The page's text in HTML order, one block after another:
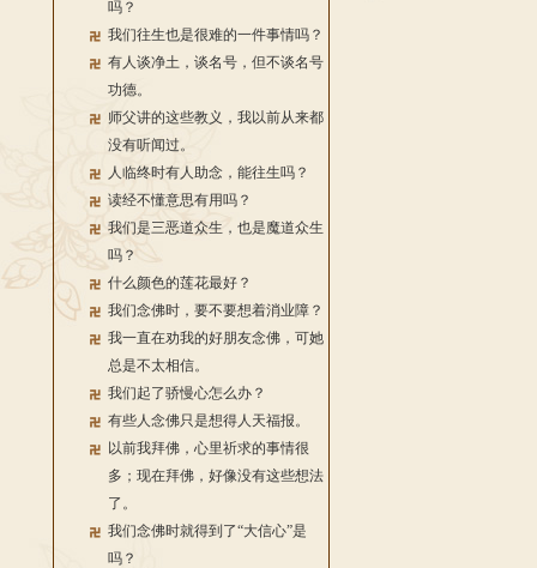
吗？
我们往生也是很难的一件事情吗？
有人谈净土，谈名号，但不谈名号
功德。
师父讲的这些教义，我以前从来都
没有听闻过。
人临终时有人助念，能往生吗？
读经不懂意思有用吗？
我们是三恶道众生，也是魔道众生
吗？
什么颜色的莲花最好？
我们念佛时，要不要想着消业障？
我一直在劝我的好朋友念佛，可她
总是不太相信。
我们起了骄慢心怎么办？
有些人念佛只是想得人天福报。
以前我拜佛，心里祈求的事情很
多；现在拜佛，好像没有这些想法
了。
我们念佛时就得到了“大信心”是
吗？